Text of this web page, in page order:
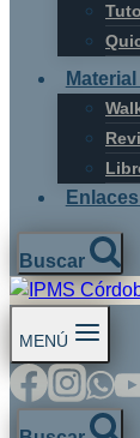
Buscar
MENÚ